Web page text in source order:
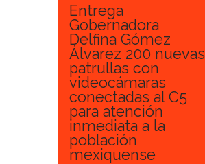
Estaciones
Eventos
Promociones
Noticias
Para ti
Contacto
Entrega
Gobernadora
Delfina Gómez
Álvarez 200 nuevas
patrullas con
videocámaras
conectadas al C5
para atención
inmediata a la
población
mexiquense